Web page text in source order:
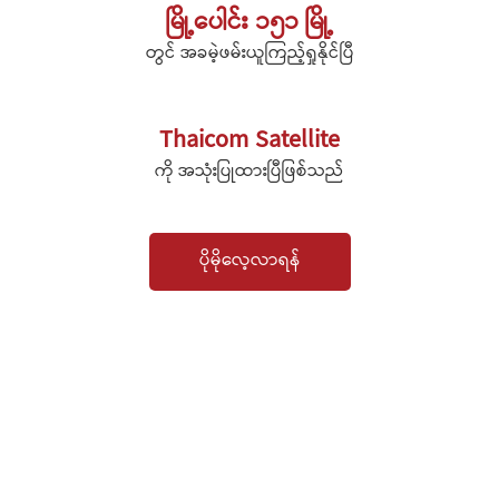
မြို့ပေါင်း ၁၅၁ မြို့
တွင် အခမဲ့ဖမ်းယူကြည့်ရှုနိုင်ပြီ
Thaicom Satellite
ကို အသုံးပြုထားပြီဖြစ်သည်
ပိုမိုလေ့လာရန်